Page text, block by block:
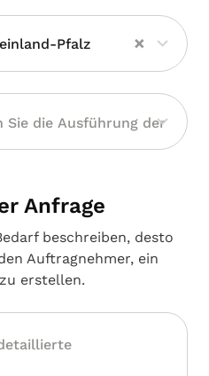
Pfalz ×
Anfrage
beschreiben, desto
Auftragnehmer, ein
erstellen.